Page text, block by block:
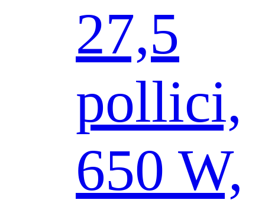
27,5
pollici,
650 W,